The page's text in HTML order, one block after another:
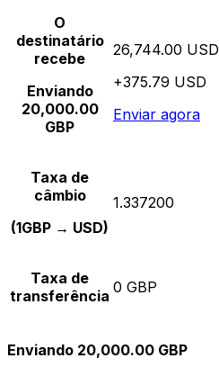
O
destinatário
recebe
Enviando
20,000.00
GBP
26,744.00 USD
+375.79 USD
Enviar agora
Taxa de
câmbio
(1GBP → USD)
1.337200
Taxa de
transferência 0 GBP
Enviando 20,000.00 GBP